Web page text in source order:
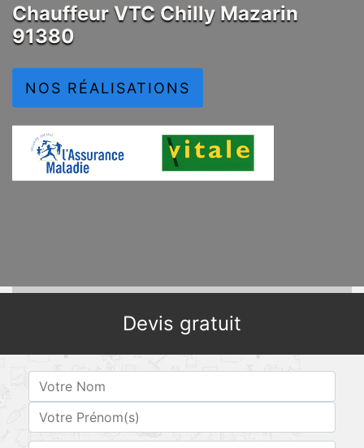
Chauffeur VTC Chilly Mazarin
91380
NOS RÉALISATIONS
Devis gratuit